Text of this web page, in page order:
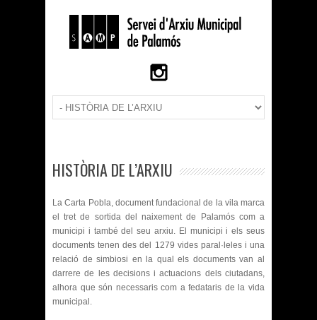
HISTÒRIA DE L’ARXIU
La Carta Pobla, document fundacional de la vila marca
el tret de sortida del naixement de Palamós com a
municipi i també del seu arxiu. El municipi i els seus
documents tenen des del 1279 vides paral·leles i una
relació de simbiosi en la qual els documents van al
darrere de les decisions i actuacions dels ciutadans,
alhora que són necessaris com a fedataris de la vida
municipal.